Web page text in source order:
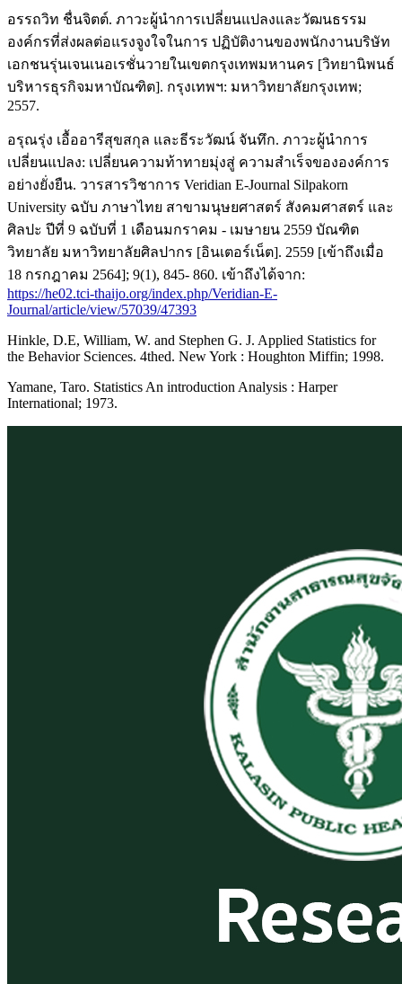
อรรถวิท ชื่นจิตต์. ภาวะผู้นำการเปลี่ยนแปลงและวัฒนธรรม
องค์กรที่ส่งผลต่อแรงจูงใจในการ ปฏิบัติงานของพนักงานบริษัท
เอกชนรุ่นเจนเนอเรชั่นวายในเขตกรุงเทพมหานคร [วิทยานิพนธ์
บริหารธุรกิจมหาบัณฑิต]. กรุงเทพฯ: มหาวิทยาลัยกรุงเทพ;
2557.
อรุณรุ่ง เอื้ออารีสุขสกุล และธีระวัฒน์ จันทึก. ภาวะผู้นำการ
เปลี่ยนแปลง: เปลี่ยนความท้าทายมุ่งสู่ ความสำเร็จขององค์การ
อย่างยั่งยืน. วารสารวิชาการ Veridian E-Journal Silpakorn
University ฉบับ ภาษาไทย สาขามนุษยศาสตร์ สังคมศาสตร์ และ
ศิลปะ ปีที่ 9 ฉบับที่ 1 เดือนมกราคม - เมษายน 2559 บัณฑิต
วิทยาลัย มหาวิทยาลัยศิลปากร [อินเตอร์เน็ต]. 2559 [เข้าถึงเมื่อ
18 กรกฎาคม 2564]; 9(1), 845- 860. เข้าถึงได้จาก:
https://he02.tci-thaijo.org/index.php/Veridian-E-
Journal/article/view/57039/47393
Hinkle, D.E, William, W. and Stephen G. J. Applied Statistics for
the Behavior Sciences. 4thed. New York : Houghton Miffin; 1998.
Yamane, Taro. Statistics An introduction Analysis : Harper
International; 1973.